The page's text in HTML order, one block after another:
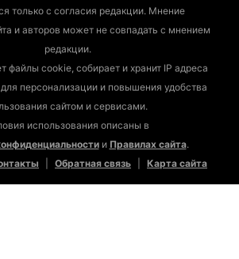
только с согласия редакции. Мнение
и авторов может не совпадать с мнением
редакции.
файлы cookie, собирает и хранит IP адреса
персонализации и повышения удобства
сайтом и сервисами.
использования описаны в
и Правилах сайта.
Обратная связь Карта сайта